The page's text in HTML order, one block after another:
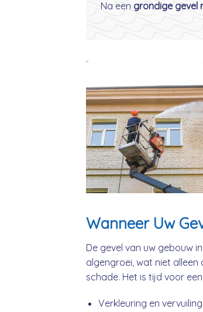
Na een grondige gevel
Wanneer Uw
De gevel van uw gebouw
algengroei, wat niet
schade. Het is tijd voor
Verkleuring en